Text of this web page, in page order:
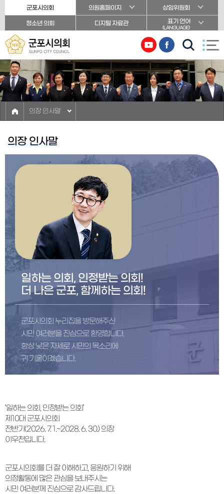
본문바로가기군포시의회 의원홈페이지 상임위원회
청소년 의회 디지털 자료관 표기 언어
(LANGUAGE)
의장 인사말
의장 인사말
일하는 의회, 인정받는 의회!
더 나은 군포, 함께하는 의회!
군포시의회 누리집을 방문해주신
시민 여러분을 진심으로 환영합니다.
항상 낮은 자세로 시민의 목소리에
귀 기울이겠습니다.
‘일하는 의회, 인정받는 의회’
제10대 군포시의회
전반기(2026. 7. 1.~2028. 6. 30.) 의장
이우천입니다.
군포시의회를 더 잘 이해하고, 응원하기 위해
의정활동에 많은 관심을 보내주시는
시민 여러분께 진심으로 감사드립니다.